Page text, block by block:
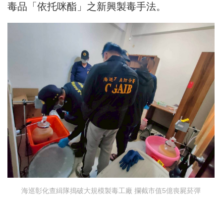
毒品「依托咪酯」之新興製毒手法。
海巡彰化查緝隊搗破大規模製毒工廠 攔截市值5億喪屍菸彈